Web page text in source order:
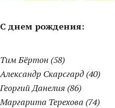
С днем рождения:
Тим Бёртон (58)
Александр Скарсгард (40)
Георгий Данелия (86)
Маргарита Терехова (74)